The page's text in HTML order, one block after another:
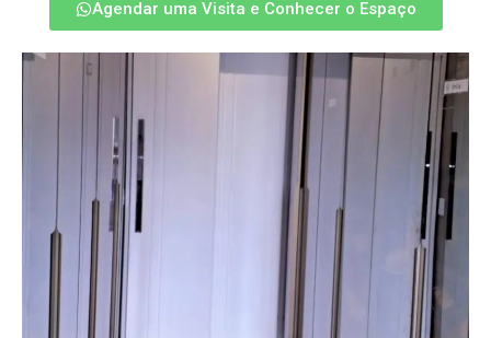
Agendar uma Visita e Conhecer o Espaço